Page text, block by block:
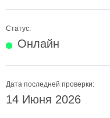
Статус:
Онлайн
Дата последней проверки:
14 Июня 2026